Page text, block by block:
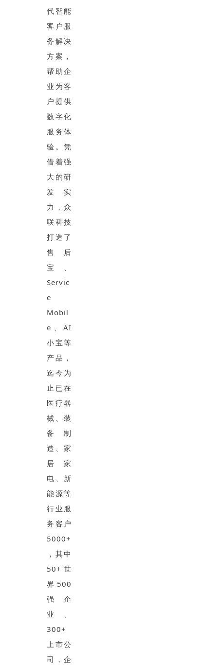
代智能
客户服
务解决
方案，
帮助企
业为客
户提供
数字化
服务体
验。凭
借着强
大的研
发实
力，众
联科技
打造了
售后
宝、
Servic
e
Mobil
e、AI
小宝等
产品，
迄今为
止已在
医疗器
械、装
备制
造、家
居家
电、新
能源等
行业服
务客户
5000+
，其中
50+世
界500
强企
业、
300+
上市公
司，企